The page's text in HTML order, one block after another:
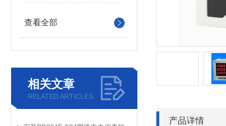
查看全部
相关文章
RELATED ARTICLES
产品详情